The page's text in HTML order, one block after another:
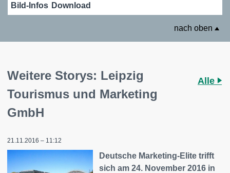
Bild-Infos Download
nach oben
Weitere Storys: Leipzig
Tourismus und Marketing
GmbH
Alle
21.11.2016 – 11:12
Deutsche Marketing-Elite trifft
sich am 24. November 2016 in